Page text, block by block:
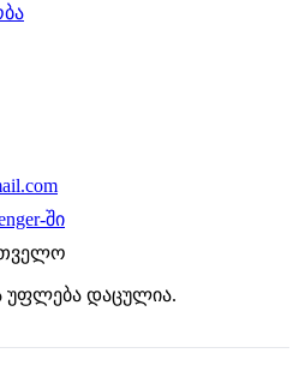
ში
უფლება დაცულია.